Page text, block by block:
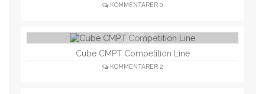
KOMMENTARER 0
Cube CMPT Competition Line
KOMMENTARER 2